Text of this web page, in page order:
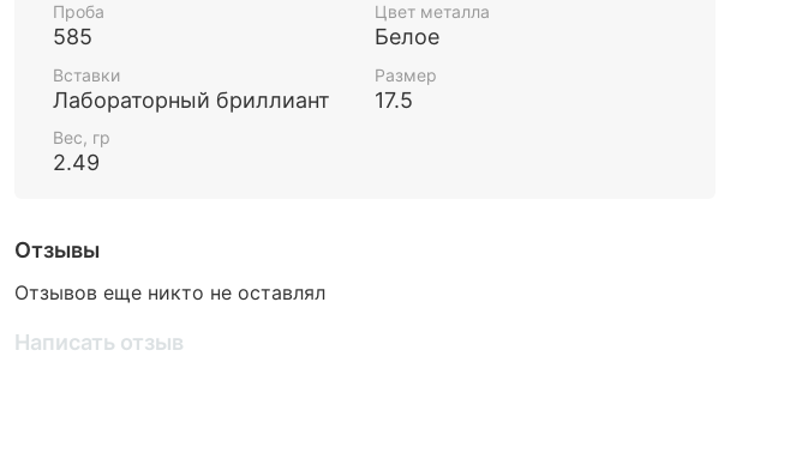
Проба
585
Цвет металла
Белое
Вставки
Лабораторный бриллиант
Размер
17.5
Вес, гр
2.49
Отзывы
Отзывов еще никто не оставлял
Написать отзыв